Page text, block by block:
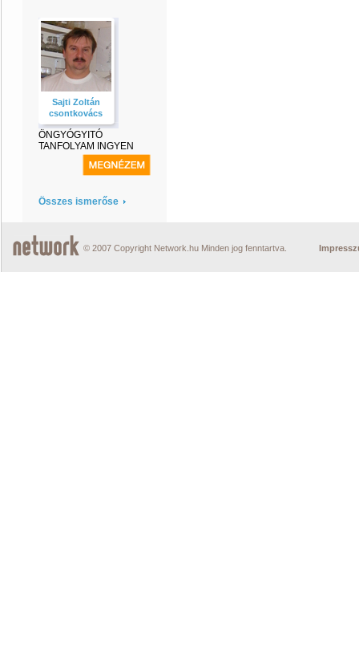
Sajti Zoltán
csontkovács
ÖNGYÓGYITÓ
TANFOLYAM INGYEN
Összes ismerőse
© 2007 Copyright Network.hu Minden jog fenntartva.